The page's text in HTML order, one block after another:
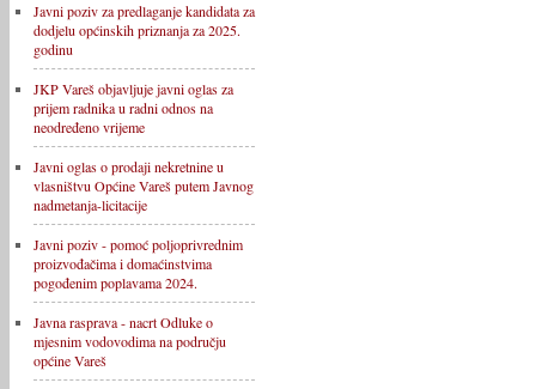
Javni poziv za predlaganje kandidata za
dodjelu općinskih priznanja za 2025.
godinu
JKP Vareš objavljuje javni oglas za
prijem radnika u radni odnos na
neodređeno vrijeme
Javni oglas o prodaji nekretnine u
vlasništvu Općine Vareš putem Javnog
nadmetanja-licitacije
Javni poziv - pomoć poljoprivrednim
proizvođačima i domaćinstvima
pogođenim poplavama 2024.
Javna rasprava - nacrt Odluke o
mjesnim vodovodima na području
općine Vareš